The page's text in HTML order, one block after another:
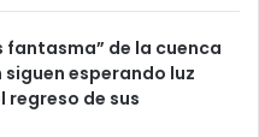
fantasma” de la cuenca
siguen esperando luz
regreso de sus